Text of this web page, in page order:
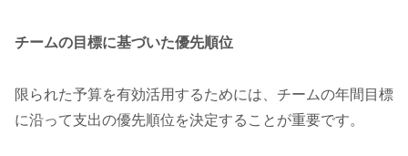
チームの目標に基づいた優先順位
限られた予算を有効活用するためには、チームの年間目標
に沿って支出の優先順位を決定することが重要です。